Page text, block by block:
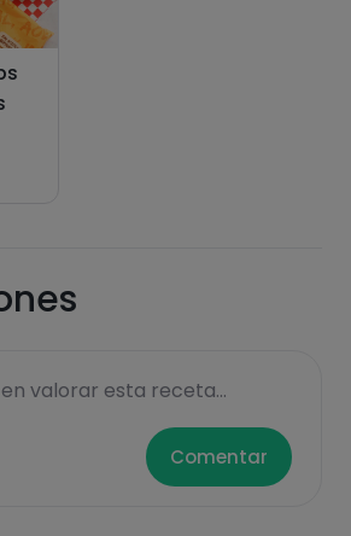
valorar esta receta...
Comentar